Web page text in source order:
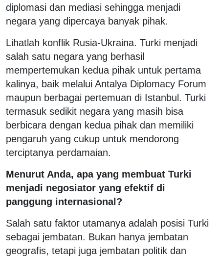
diplomasi dan mediasi sehingga menjadi
negara yang dipercaya banyak pihak.
Lihatlah konflik Rusia-Ukraina. Turki menjadi
salah satu negara yang berhasil
mempertemukan kedua pihak untuk pertama
kalinya, baik melalui Antalya Diplomacy Forum
maupun berbagai pertemuan di Istanbul. Turki
termasuk sedikit negara yang masih bisa
berbicara dengan kedua pihak dan memiliki
pengaruh yang cukup untuk mendorong
terciptanya perdamaian.
Menurut Anda, apa yang membuat Turki
menjadi negosiator yang efektif di
panggung internasional?
Salah satu faktor utamanya adalah posisi Turki
sebagai jembatan. Bukan hanya jembatan
geografis, tetapi juga jembatan politik dan